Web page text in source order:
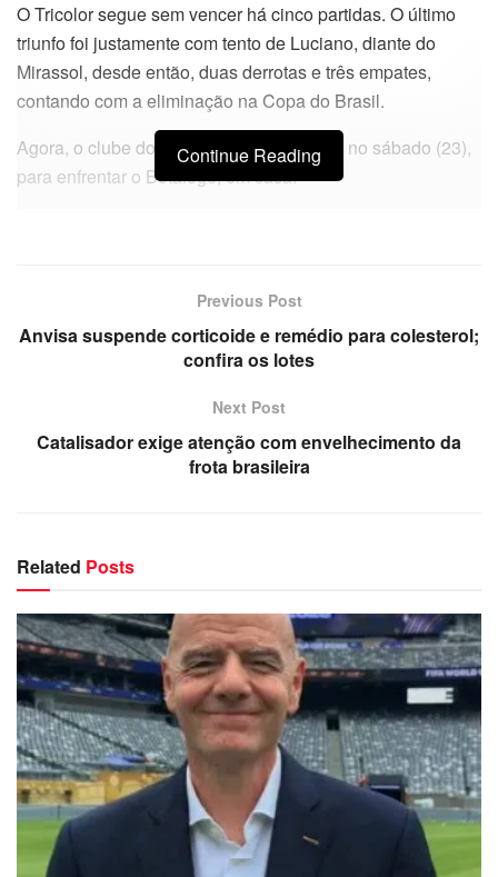
O Tricolor segue sem vencer há cinco partidas. O último
triunfo foi justamente com tento de Luciano, diante do
Mirassol, desde então, duas derrotas e três empates,
contando com a eliminação na Copa do Brasil.
Agora, o clube do Morumbi volta a campo no sábado (23),
para enfrentar o Botafogo, em casa.
Continue Reading
Previous Post
Anvisa suspende corticoide e remédio para colesterol;
confira os lotes
Next Post
Catalisador exige atenção com envelhecimento da
frota brasileira
Related Posts